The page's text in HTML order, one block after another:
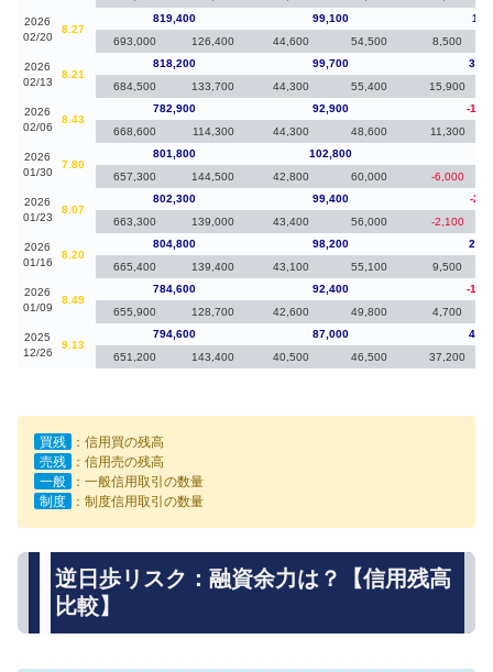
2026
02/20
8.27
819,400 99,100
693,000
126,400 44,600 54,500 8,500
2026
02/13
8.21
818,200 99,700
684,500
133,700 44,300 55,400 15,900
2026
02/06
8.43
782,900 92,900
-
668,600
114,300 44,300 48,600 11,300
2026
01/30
7.80
801,800 102,800
657,300
144,500 42,800 60,000 -6,000
2026
01/23
8.07
802,300 99,400
-
663,300
139,000 43,400 56,000 -2,100
2026
01/16
8.20
804,800 98,200
665,400
139,400 43,100 55,100 9,500
2026
01/09
8.49
784,600 92,400
-
655,900
128,700 42,600 49,800 4,700
2025
12/26
9.13
794,600 87,000
651,200
143,400 40,500 46,500 37,200
買残
：信用買の残高
売残
：信用売の残高
一般
：一般信用取引の数量
制度
：制度信用取引の数量
逆日歩リスク：融資余力は？【信用残高
比較】